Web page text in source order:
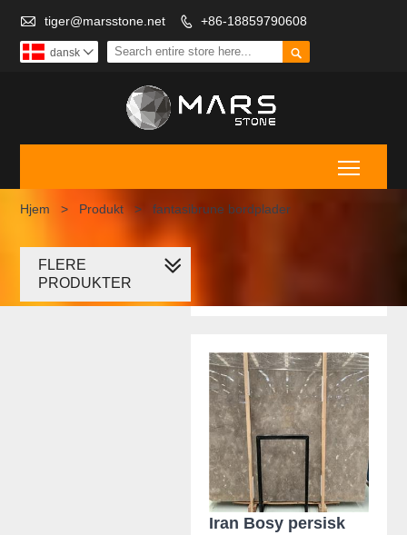
 tiger@marsstone.net  +86-18859790608

dansk 
Hjem > Produkt > fantasibrune bordplader
Iran Bosy persisk
FLERE
PRODUKTER